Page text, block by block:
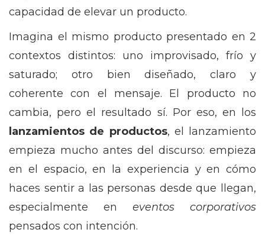
capacidad de elevar un producto.
Imagina el mismo producto presentado en 2
contextos distintos: uno improvisado, frío y
saturado; otro bien diseñado, claro y
coherente con el mensaje. El producto no
cambia, pero el resultado sí. Por eso, en los
lanzamientos de productos, el lanzamiento
empieza mucho antes del discurso: empieza
en el espacio, en la experiencia y en cómo
haces sentir a las personas desde que llegan,
especialmente en eventos corporativos
pensados con intención.